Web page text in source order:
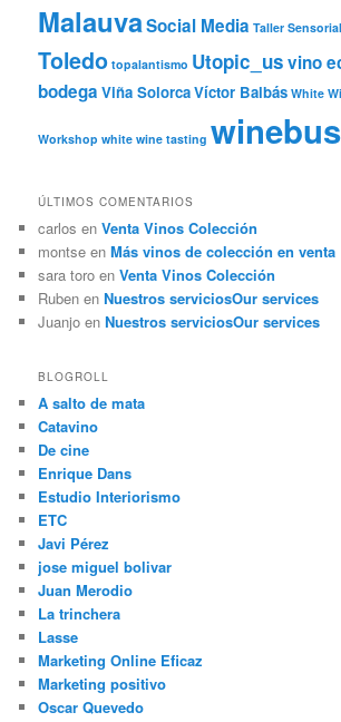
MalauvaSocial Media Taller
Toledo topalantismo Utopic_usvino
bodega Viña SolorcaVíctor Balbás White
Workshop white wine tasting winebus
ÚLTIMOS COMENTARIOS
carlos enVenta Vinos Colección
montse enMás vinos de colección en venta
sara toro enVenta Vinos Colección
Ruben enNuestros serviciosOur services
Juanjo enNuestros serviciosOur services
BLOGROLL
A salto de mata
Catavino
De cine
Enrique Dans
Estudio Interiorismo
ETC
Javi Pérez
jose miguel bolivar
Juan Merodio
La trinchera
Lasse
Marketing Online Eficaz
Marketing positivo
Oscar Quevedo